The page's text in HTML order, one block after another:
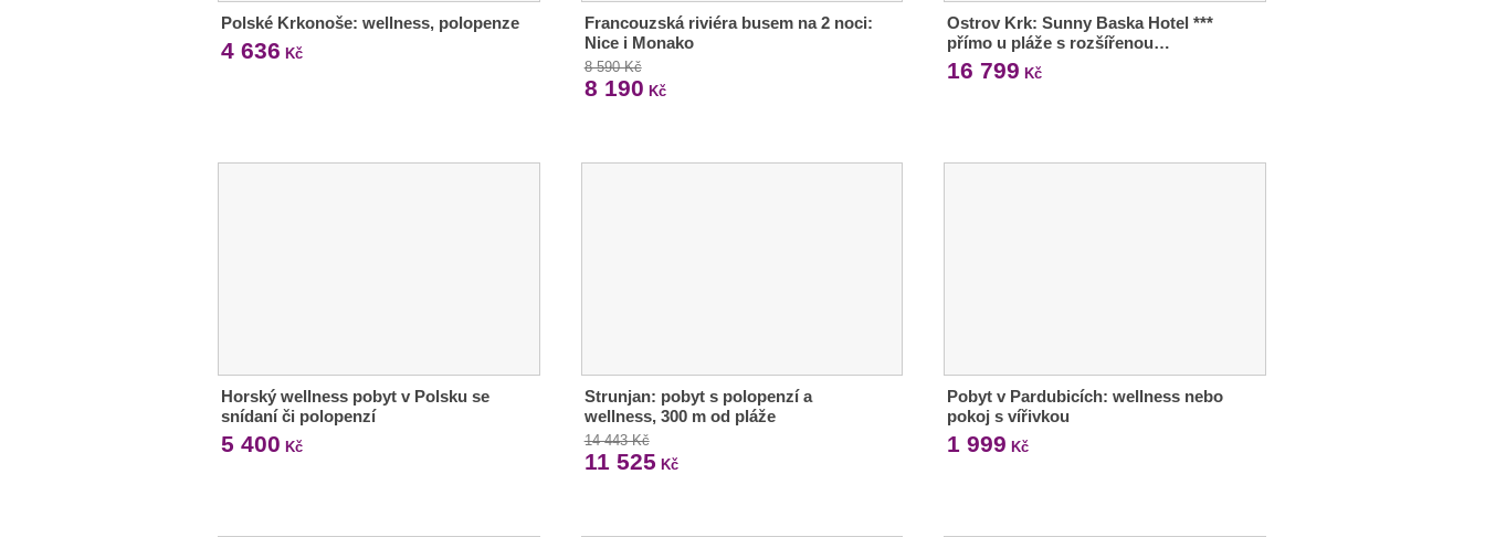
Polské Krkonoše: wellness, polopenze
4 636 Kč
Francouzská riviéra busem na 2 noci:
Nice i Monako
8 590 Kč
8 190 Kč
Ostrov Krk: Sunny Baska Hotel ***
přímo u pláže s rozšířenou…
16 799 Kč
Horský wellness pobyt v Polsku se
snídaní či polopenzí
5 400 Kč
Strunjan: pobyt s polopenzí a
wellness, 300 m od pláže
14 443 Kč
11 525 Kč
Pobyt v Pardubicích: wellness nebo
pokoj s vířivkou
1 999 Kč